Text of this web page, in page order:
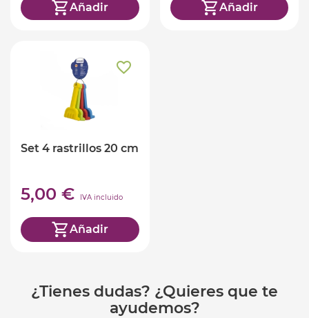
Añadir Añadir
Set 4 rastrillos 20 cm
5,00 € IVA incluido
Añadir
¿Tienes dudas? ¿Quieres que te
ayudemos?